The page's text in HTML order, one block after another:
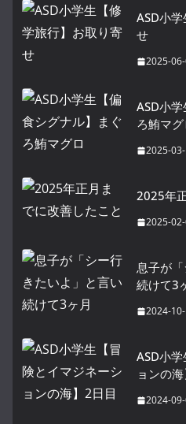
ASD小
せ
2025-
ASD小
ろ鮪マグ
2025-
2025年
2025-
息子が
続けて3
2024-
ASD小
ョンの
2024-